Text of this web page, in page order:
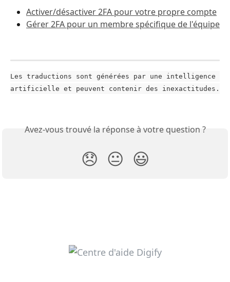
Activer/désactiver 2FA pour votre propre compte
Gérer 2FA pour un membre spécifique de l'équipe
Les traductions sont générées par une intelligence
artificielle et peuvent contenir des inexactitudes.
Avez-vous trouvé la réponse à votre question ?
😞 😐 😃